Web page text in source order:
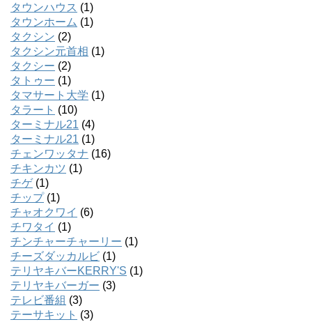
タウンハウス (1)
タウンホーム (1)
タクシン (2)
タクシン元首相 (1)
タクシー (2)
タトゥー (1)
タマサート大学 (1)
タラート (10)
ターミナル21 (4)
ターミナル21 (1)
チェンワッタナ (16)
チキンカツ (1)
チゲ(1)
チップ(1)
チャオクワイ (6)
チワタイ (1)
チンチャーチャーリー (1)
チーズダッカルビ (1)
テリヤキバーKERRY'S (1)
テリヤキバーガー (3)
テレビ番組 (3)
テーサキット (3)